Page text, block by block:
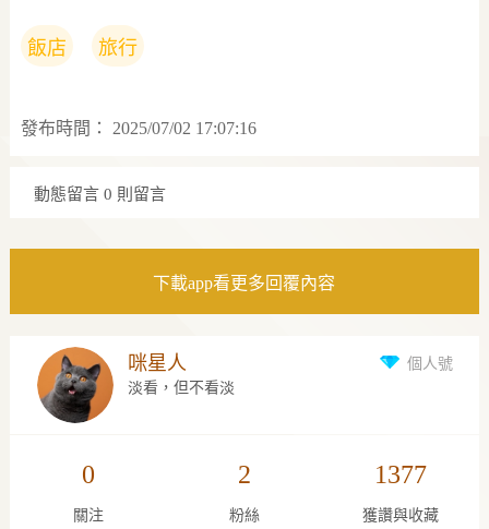
飯店 旅行
發布時間： 2025/07/02 17:07:16
動態留言 0 則留言
下載app看更多回覆內容
咪星人
個人號
淡看，但不看淡
0
關注
2
粉絲
1377
獲讚與收藏